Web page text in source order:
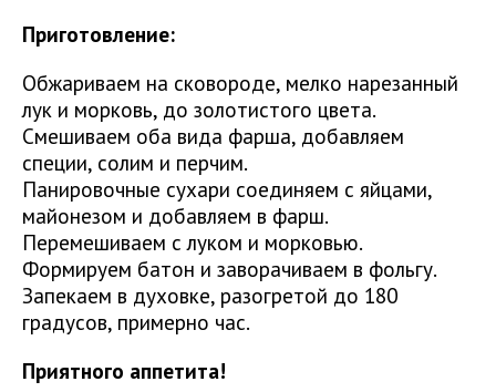
Приготовление:
Обжариваем на сковороде, мелко нарезанный
лук и морковь, до золотистого цвета.
Смешиваем оба вида фарша, добавляем
специи, солим и перчим.
Панировочные сухари соединяем с яйцами,
майонезом и добавляем в фарш.
Перемешиваем с луком и морковью.
Формируем батон и заворачиваем в фольгу.
Запекаем в духовке, разогретой до 180
градусов, примерно час.
Приятного аппетита!